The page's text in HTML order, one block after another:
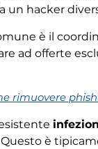
un hacker
è il
ad offerte
rimuovere
è